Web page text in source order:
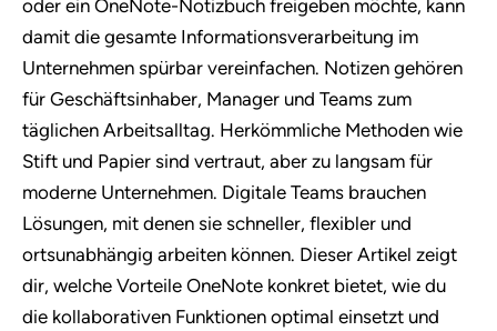
oder ein OneNote-Notizbuch freigeben möchte, kann
damit die gesamte Informationsverarbeitung im
Unternehmen spürbar vereinfachen. Notizen gehören
für Geschäftsinhaber, Manager und Teams zum
täglichen Arbeitsalltag. Herkömmliche Methoden wie
Stift und Papier sind vertraut, aber zu langsam für
moderne Unternehmen. Digitale Teams brauchen
Lösungen, mit denen sie schneller, flexibler und
ortsunabhängig arbeiten können. Dieser Artikel zeigt
dir, welche Vorteile OneNote konkret bietet, wie du
die kollaborativen Funktionen optimal einsetzt und